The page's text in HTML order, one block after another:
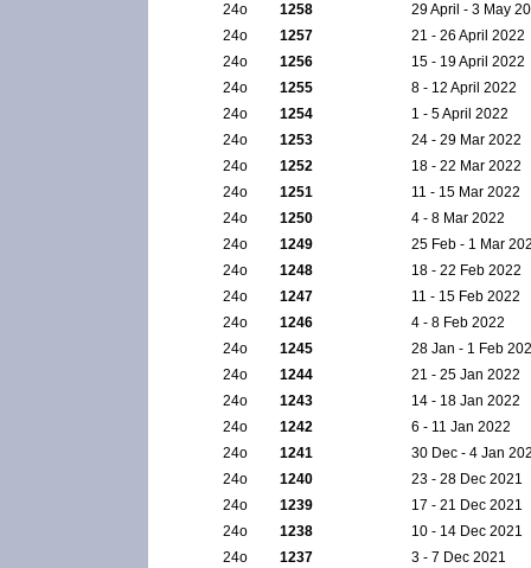
24ο
1258
29 April - 3 May
24ο
1257
21 - 26 April 2022
24ο
1256
15 - 19 April 2022
24ο
1255
8 - 12 April 2022
24ο
1254
1 - 5 April 2022
24ο
1253
24 - 29 Mar 2022
24ο
1252
18 - 22 Mar 2022
24ο
1251
11 - 15 Mar 2022
24ο
1250
4 - 8 Mar 2022
24ο
1249
25 Feb - 1 Mar
24ο
1248
18 - 22 Feb 2022
24ο
1247
11 - 15 Feb 2022
24ο
1246
4 - 8 Feb 2022
24ο
1245
28 Jan - 1 Feb
24ο
1244
21 - 25 Jan 2022
24ο
1243
14 - 18 Jan 2022
24ο
1242
6 - 11 Jan 2022
24ο
1241
30 Dec - 4 Jan
24ο
1240
23 - 28 Dec 2021
24ο
1239
17 - 21 Dec 2021
24ο
1238
10 - 14 Dec 2021
24ο
1237
3 - 7 Dec 2021